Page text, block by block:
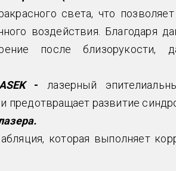
света, что
воздействия. Благодаря
после близорукости,
- лазерный
развитие
которая выполняет